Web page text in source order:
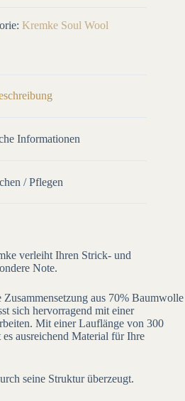
Kremke Soul Wool
Informationen
/ Pflegen
verleiht Ihren Strick- und
Note.
aus 70% Baumwolle
sich hervorragend mit einer
Mit einer Lauflänge von 300
ausreichend Material für Ihre
seine Struktur überzeugt.